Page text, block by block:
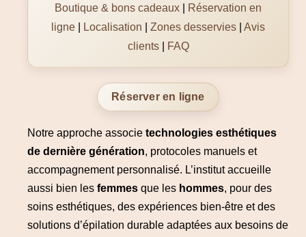
Boutique & bons cadeaux
Réservation en
ligne
Localisation Zones desservies
Avis
clients| FAQ
Réserver en ligne
Notre approche associe technologies esthétiques
de dernière génération, protocoles manuels et
accompagnement personnalisé. L’institut accueille
aussi bien les femmes que les hommes, pour des
soins esthétiques, des expériences bien-être et des
solutions d’épilation durable adaptées aux besoins de